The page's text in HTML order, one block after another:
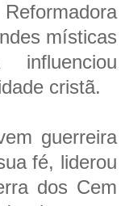
Reformadora
místicas
cristã.
guerreira
fé, liderou
dos Cem